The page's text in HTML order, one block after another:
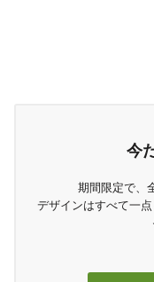
今
期間限定で、
デザインはすべて一